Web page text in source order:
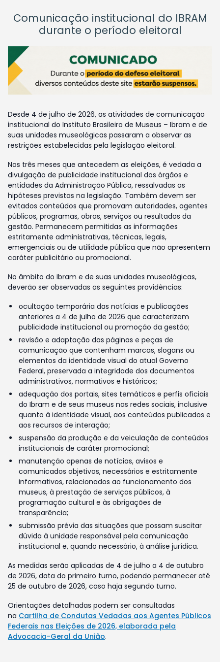
Comunicação institucional do IBRAM
durante o período eleitoral
Desde 4 de julho de 2026, as atividades de comunicação
institucional do Instituto Brasileiro de Museus – Ibram e de
suas unidades museológicas passaram a observar as
restrições estabelecidas pela legislação eleitoral.
Nos três meses que antecedem as eleições, é vedada a
divulgação de publicidade institucional dos órgãos e
entidades da Administração Pública, ressalvadas as
hipóteses previstas na legislação. Também devem ser
evitados conteúdos que promovam autoridades, agentes
públicos, programas, obras, serviços ou resultados da
gestão. Permanecem permitidas as informações
estritamente administrativas, técnicas, legais,
emergenciais ou de utilidade pública que não apresentem
caráter publicitário ou promocional.
No âmbito do Ibram e de suas unidades museológicas,
deverão ser observadas as seguintes providências:
ocultação temporária das notícias e publicações
anteriores a 4 de julho de 2026 que caracterizem
publicidade institucional ou promoção da gestão;
revisão e adaptação das páginas e peças de
comunicação que contenham marcas, slogans ou
elementos da identidade visual do atual Governo
Federal, preservada a integridade dos documentos
administrativos, normativos e históricos;
adequação dos portais, sites temáticos e perfis oficiais
do Ibram e de seus museus nas redes sociais, inclusive
quanto à identidade visual, aos conteúdos publicados e
aos recursos de interação;
suspensão da produção e da veiculação de conteúdos
institucionais de caráter promocional;
manutenção apenas de notícias, avisos e
comunicados objetivos, necessários e estritamente
informativos, relacionados ao funcionamento dos
museus, à prestação de serviços públicos, à
programação cultural e às obrigações de
transparência;
submissão prévia das situações que possam suscitar
dúvida à unidade responsável pela comunicação
institucional e, quando necessário, à análise jurídica.
As medidas serão aplicadas de 4 de julho a 4 de outubro
de 2026, data do primeiro turno, podendo permanecer até
25 de outubro de 2026, caso haja segundo turno.
Orientações detalhadas podem ser consultadas
na Cartilha de Condutas Vedadas aos Agentes Públicos
Federais nas Eleições de 2026, elaborada pela
Advocacia-Geral da União.